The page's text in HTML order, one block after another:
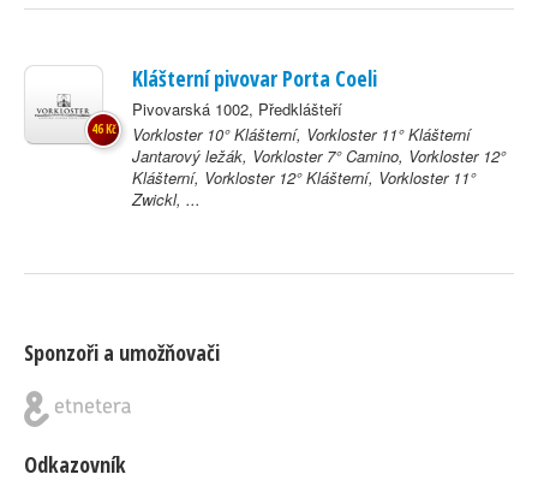
Klášterní pivovar Porta Coeli
Pivovarská 1002, Předklášteří
Vorkloster 10° Klášterní, Vorkloster 11° Klášterní
Jantarový ležák, Vorkloster 7° Camino, Vorkloster 12°
Klášterní, Vorkloster 12° Klášterní, Vorkloster 11°
Zwickl, ...
46 Kč
Sponzoři a umožňovači
Odkazovník